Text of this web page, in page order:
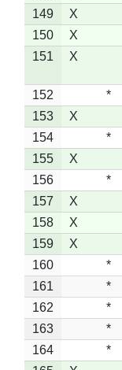
149
X
150
X
151
X
152 *
153
X
154
*
155
X
156
*
157
X
158
X
159
X
160
*
161
*
162
*
163
*
164
*